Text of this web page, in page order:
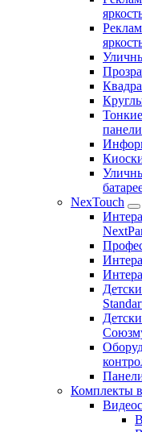
панели
NexTouch
Комплекты